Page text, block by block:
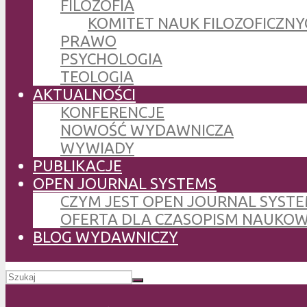
FILOZOFIA
KOMITET NAUK
PRAWO
PSYCHOLOGIA
TEOLOGIA
AKTUALNOŚCI
KONFERENCJE
NOWOŚĆ WYDAWNICZA
WYWIADY
PUBLIKACJE
OPEN JOURNAL SYSTEMS
CZYM JEST OPEN JOURNAL
OFERTA DLA CZASOPISM
BLOG WYDAWNICZY